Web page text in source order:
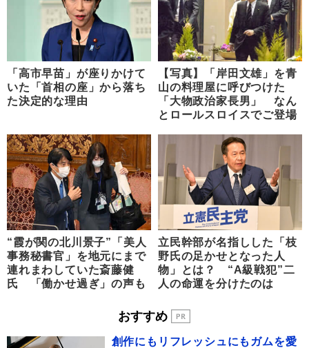
「高市早苗」が座りかけて
いた「首相の座」から落ち
た決定的な理由
【写真】「岸田文雄」を青
山の料理屋に呼びつけた
「大物政治家長男」 なん
とロールスロイスでご登場
“霞が関の北川景子”「美人
事務秘書官」を地元にまで
連れまわしていた斎藤健
氏 「働かせ過ぎ」の声も
立民幹部が名指しした「枝
野氏の足かせとなった人
物」とは？ “A級戦犯”二
人の命運を分けたのは
おすすめ
創作にもリフレッシュにもガムを愛